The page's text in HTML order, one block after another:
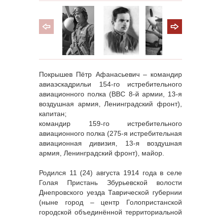
Покрышев Пётр Афанасьевич – командир
авиаэскадрильи 154-го истребительного
авиационного полка (ВВС 8-й армии, 13-я
воздушная армия, Ленинградский фронт),
капитан;
командир 159-го истребительного
авиационного полка (275-я истребительная
авиационная дивизия, 13-я воздушная
армия, Ленинградский фронт), майор.
Родился 11 (24) августа 1914 года в селе
Голая Пристань Збурьевской волости
Днепровского уезда Таврической губернии
(ныне город – центр Голопристанской
городской объединённой территориальной